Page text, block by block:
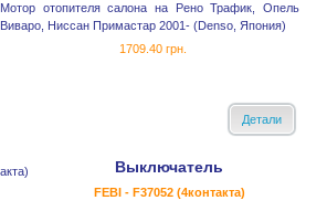
Мотор отопителя салона на Рено Трафик, Опель
Виваро, Ниссан Примастар 2001- (Denso, Япония)
1709.40 грн.
Детали
Выключатель
FEBI - F37052 (4контакта)